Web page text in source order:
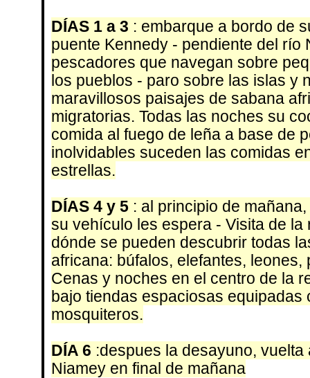
DÍAS 1 a 3 : embarque a bordo de
puente Kennedy - pendiente del río
pescadores que navegan sobre
los pueblos - paro sobre las islas y
maravillosos paisajes de sabana
migratorias. Todas las noches su
comida al fuego de leña a base de
inolvidables suceden las comidas
estrellas.
DÍAS 4 y 5 : al principio de
su vehículo les espera - Visita de
dónde se pueden descubrir todas
africana: búfalos, elefantes,
Cenas y noches en el centro de la
bajo tiendas espaciosas equipadas
mosquiteros.
DÍA 6 :despues la desayuno,
Niamey en final de mañana